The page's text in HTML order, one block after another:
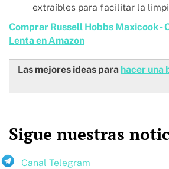
extraíbles para facilitar la
Comprar Russell Hobbs Maxicook -
Lenta en Amazon
Las mejores ideas para hacer una
Sigue nuestras
Canal Telegram